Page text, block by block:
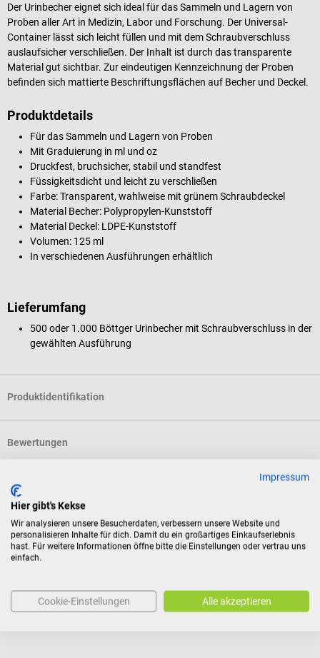
Der Urinbecher eignet sich ideal für das Sammeln und Lagern von
Proben aller Art in Medizin, Labor und Forschung. Der Universal-
Container lässt sich leicht füllen und mit dem Schraubverschluss
auslaufsicher verschließen. Der Inhalt ist durch das transparente
Material gut sichtbar. Zur eindeutigen Kennzeichnung der Proben
befinden sich mattierte Beschriftungsflächen auf Becher und Deckel.
Produktdetails
Für das Sammeln und Lagern von Proben
Mit Graduierung in ml und oz
Druckfest, bruchsicher, stabil und standfest
Füssigkeitsdicht und leicht zu verschließen
Farbe: Transparent, wahlweise mit grünem Schraubdeckel
Material Becher: Polypropylen-Kunststoff
Material Deckel: LDPE-Kunststoff
Volumen: 125 ml
In verschiedenen Ausführungen erhältlich
Lieferumfang
500 oder 1.000 Böttger Urinbecher mit Schraubverschluss in der
gewählten Ausführung
Produktidentifikation
Bewertungen
Kunden kauften auch
B. Braun
Injekt Einmalspritzen
Volumen-Dosierung in Milliliter
Impressum
Hier gibt's Kekse
Wir analysieren unsere Besucherdaten, verbessern unsere Website und
personalisieren Inhalte für dich. Damit du ein großartiges Einkaufserlebnis
hast. Für weitere Informationen öffne bitte die Einstellungen oder vertrau uns
einfach.
Cookie-Einstellungen Alle akzeptieren